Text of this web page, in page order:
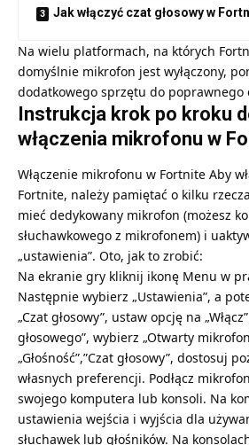
Jak włączyć czat głosowy w
Na wielu platformach, na których
domyślnie mikrofon jest wyłączony,
dodatkowego sprzętu do poprawnego
Instrukcja krok po kroku
włączenia mikrofonu w
Włączenie mikrofonu w Fortnite Aby
Fortnite, należy pamiętać o kilku
mieć dedykowany mikrofon (możesz
słuchawkowego z mikrofonem) i
„ustawienia”. Oto, jak to zrobić:
Na ekranie gry kliknij ikonę Menu w
Następnie wybierz „Ustawienia”, a
„Czat głosowy”, ustaw opcję na
głosowego”, wybierz „Otwarty
„Głośność”,”Czat głosowy”, dostosuj
własnych preferencji. Podłącz
swojego komputera lub konsoli. Na
ustawienia wejścia i wyjścia dla
słuchawek lub głośników. Na